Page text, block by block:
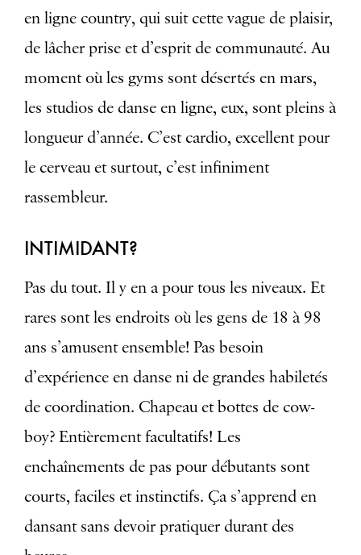
en ligne country, qui suit cette vague de plaisir,
de lâcher prise et d’esprit de communauté. Au
moment où les gyms sont désertés en mars,
les studios de danse en ligne, eux, sont pleins à
longueur d’année. C’est cardio, excellent pour
le cerveau et surtout, c’est infiniment
rassembleur.
INTIMIDANT?
Pas du tout. Il y en a pour tous les niveaux. Et
rares sont les endroits où les gens de 18 à 98
ans s’amusent ensemble! Pas besoin
d’expérience en danse ni de grandes habiletés
de coordination. Chapeau et bottes de cow-
boy? Entièrement facultatifs! Les
enchaînements de pas pour débutants sont
courts, faciles et instinctifs. Ça s’apprend en
dansant sans devoir pratiquer durant des